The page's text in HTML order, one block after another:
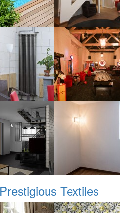
Prestigious Textiles